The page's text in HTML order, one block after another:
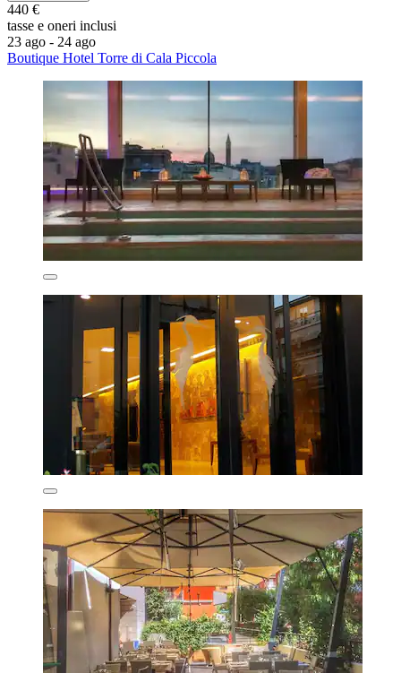
440 €
tasse e oneri inclusi
23 ago - 24 ago
Boutique Hotel Torre di Cala Piccola